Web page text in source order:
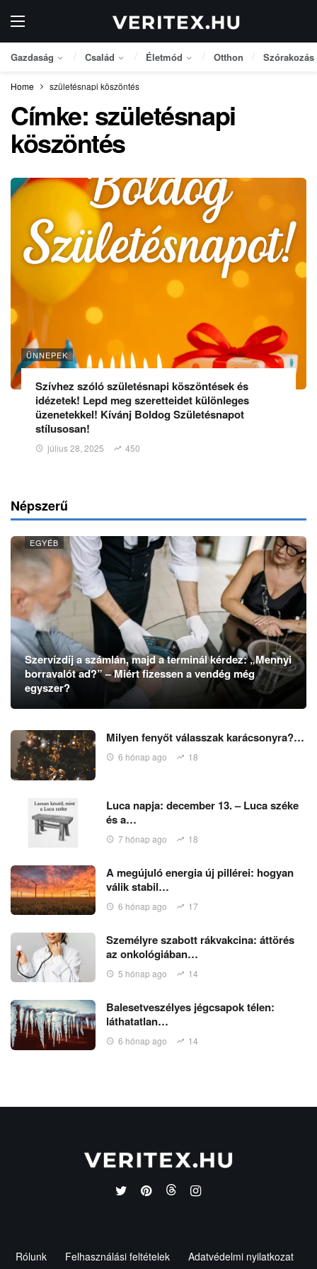
Gazdaság Család Életmód Otthon Szórakozás
Home születésnapi köszöntés
Címke: születésnapi
köszöntés
ÜNNEPEK
Szívhez szóló születésnapi köszöntések és
idézetek! Lepd meg szeretteidet különleges
üzenetekkel! Kívánj Boldog Születésnapot
stílusosan!
július 28, 2025 450
Népszerű
EGYÉB
Szervízdíj a számlán, majd a terminál kérdez: „Mennyi
borravalót ad?” – Miért fizessen a vendég még
egyszer?
Milyen fenyőt válasszak karácsonyra?…
6 hónap ago 18
Luca napja: december 13. – Luca széke
és a…
7 hónap ago 18
A megújuló energia új pillérei: hogyan
válik stabil…
6 hónap ago 17
Személyre szabott rákvakcina: áttörés
az onkológiában…
5 hónap ago 14
Balesetveszélyes jégcsapok télen:
láthatatlan…
6 hónap ago 14
Rólunk Felhasználási feltételek Adatvédelmi nyilatkozat